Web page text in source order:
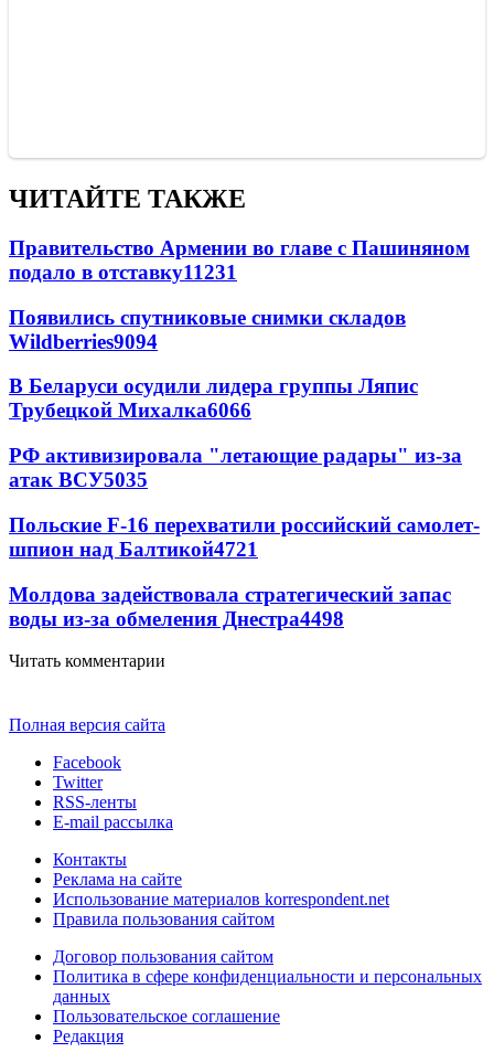
ЧИТАЙТЕ ТАКЖЕ
Правительство Армении во главе с Пашиняном
подало в отставку11231
Появились спутниковые снимки складов
Wildberries9094
В Беларуси осудили лидера группы Ляпис
Трубецкой Михалка6066
РФ активизировала "летающие радары" из-за
атак ВСУ5035
Польские F-16 перехватили российский самолет-
шпион над Балтикой4721
Молдова задействовала стратегический запас
воды из-за обмеления Днестра4498
Читать комментарии
Полная версия сайта
Facebook
Twitter
RSS-ленты
E-mail рассылка
Контакты
Реклама на сайте
Использование материалов korrespondent.net
Правила пользования сайтом
Договор пользования сайтом
Политика в сфере конфиденциальности и персональных
данных
Пользовательское соглашение
Редакция